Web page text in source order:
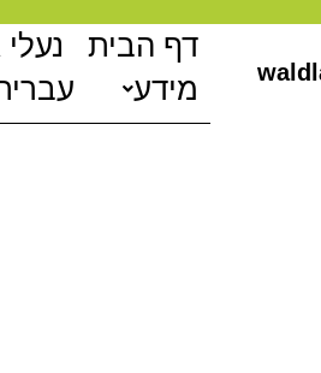
דף הבית
מידע